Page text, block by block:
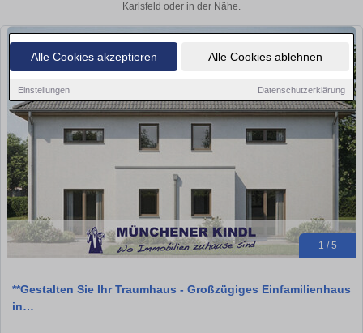
Alle Cookies akzeptieren Alle Cookies ablehnen
Einstellungen Datenschutzerklärung
Karlsfeld oder in der Nähe.
1 / 5
**Gestalten Sie Ihr Traumhaus - Großzügiges Einfamilienhaus
in…